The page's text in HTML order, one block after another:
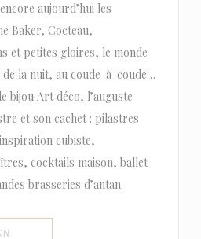
aujourd’hui les
Baker, Cocteau,
et petites gloires, le monde
la nuit, au coude-à-coude…
bijou Art déco, l’auguste
et son cachet : pilastres
cubiste,
cocktails maison, ballet
brasseries d’antan.